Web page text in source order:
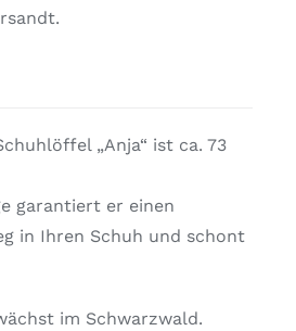
„Anja“ ist ca. 73
garantiert er einen
in Ihren Schuh und schont
im Schwarzwald.